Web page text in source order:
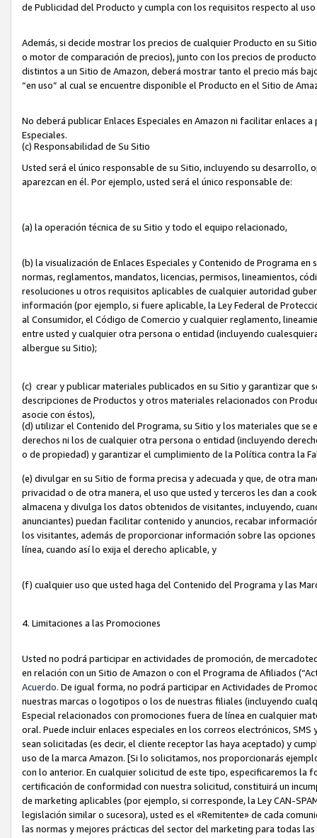
de Publicidad del Producto y cumpla con los requisitos respecto al uso
Además, si decide mostrar los precios de cualquier Producto en su
o motor de comparación de precios), junto con los precios de
distintos a un Sitio de Amazon, deberá mostrar tanto el precio más
“en uso” al cual se encuentre disponible el Producto en el Sitio de
No deberá publicar Enlaces Especiales en Amazon ni facilitar enlaces
Especiales.
(c) Responsabilidad de Su Sitio
Usted será el único responsable de su Sitio, incluyendo su
aparezcan en él. Por ejemplo, usted será el único responsable de:
(a) la operación técnica de su Sitio y todo el equipo relacionado,
(b) la visualización de Enlaces Especiales y Contenido de Programa
normas, reglamentos, mandatos, licencias, permisos, lineamientos,
resoluciones u otros requisitos aplicables de cualquier autoridad
información (por ejemplo, si fuere aplicable, la Ley Federal de
al Consumidor, el Código de Comercio y cualquier reglamento,
entre usted y cualquier otra persona o entidad (incluyendo
albergue su Sitio);
(c) crear y publicar materiales publicados en su Sitio y garantizar que
descripciones de Productos y otros materiales relacionados con
asocie con éstos),
(d) utilizar el Contenido del Programa, su Sitio y los materiales que se
derechos ni los de cualquier otra persona o entidad (incluyendo
o de propiedad) y garantizar el cumplimiento de la Política contra la
(e) divulgar en su Sitio de forma precisa y adecuada y que, de otra
privacidad o de otra manera, el uso que usted y terceros les dan a
almacena y divulga los datos obtenidos de visitantes, incluyendo,
anunciantes) puedan facilitar contenido y anuncios, recabar
los visitantes, además de proporcionar información sobre las
línea, cuando así lo exija el derecho aplicable, y
(f) cualquier uso que usted haga del Contenido del Programa y las
4. Limitaciones a las Promociones
Usted no podrá participar en actividades de promoción, de
en relación con un Sitio de Amazon o con el Programa de Afiliados
Acuerdo. De igual forma, no podrá participar en Actividades de
nuestras marcas o logotipos o los de nuestras filiales (incluyendo
Especial relacionados con promociones fuera de línea en cualquier
oral. Puede incluir enlaces especiales en los correos electrónicos,
sean solicitadas (es decir, el cliente receptor las haya aceptado) y
uso de la marca Amazon. [Si lo solicitamos, nos proporcionarás
con lo anterior. En cualquier solicitud de este tipo, especificaremos
certificación de conformidad con nuestra solicitud, constituirá un
de marketing aplicables (por ejemplo, si corresponde, la Ley CAN-
legislación similar o sucesora), usted es el «Remitente» de cada
las normas y mejores prácticas del sector del marketing para todas